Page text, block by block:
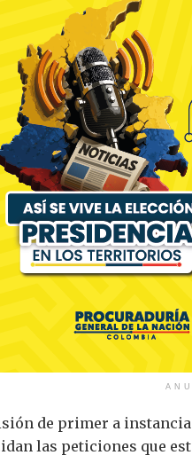
de primer a
las peticiones que